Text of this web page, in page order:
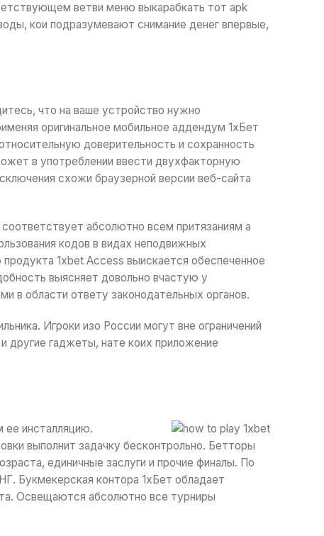
ветви меню выкарабкать тот apk
кои подразумевают снимание денег впервые,
что на ваше устройство нужно
оригинальное мобильное аддендум 1хБет
доверительность и сохранность
в употреблении ввести двухфакторную
схожи браузерной версии веб-сайта
абсолютно всем притязаниям а
кодов в видах неподвижных
1xbet Access выискается обеспеченное
выясняет довольно вчастую у
в области ответу законодательных органов.
Игроки изо России могут вне ограничений
другие гаджеты, нате коих приложение
ее инсталляцию.
выполнит задачку бесконтрольно. Бетторы
единичные заслуги и прочие финалы. По
Букмекерская контора 1xБет обладает
Освещаются абсолютно все турниры